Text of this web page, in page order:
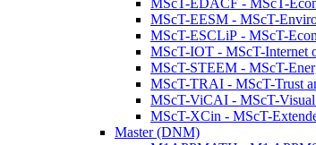
MScT-EDACF - MScT-
MScT-EESM - MScT-
MScT-ESCLiP - MScT-
MScT-IOT - MScT-Internet
MScT-STEEM - MScT-
MScT-TRAI - MScT-Trust
MScT-ViCAI - MScT-
MScT-XCin - MScT-
Master (DNM)